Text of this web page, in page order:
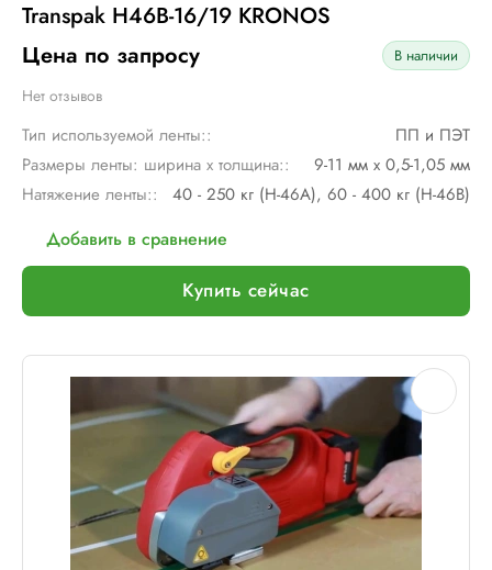
Transpak H46B-16/19 KRONOS
Цена по запросу
В наличии
Нет отзывов
Тип используемой ленты::
ПП и ПЭТ
Размеры ленты: ширина х толщина::
9-11 мм х 0,5-1,05 мм
Натяжение ленты::
40 - 250 кг (H-46A), 60 - 400 кг (H-46B)
Добавить в сравнение
Купить сейчас